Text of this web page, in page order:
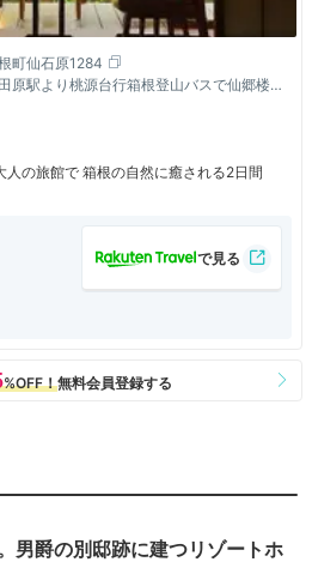
町仙石原1284
原駅より桃源台行箱根登山バスで仙郷楼前
人の旅館で 箱根の自然に癒される2日間
男爵の別邸跡に建つリゾートホ